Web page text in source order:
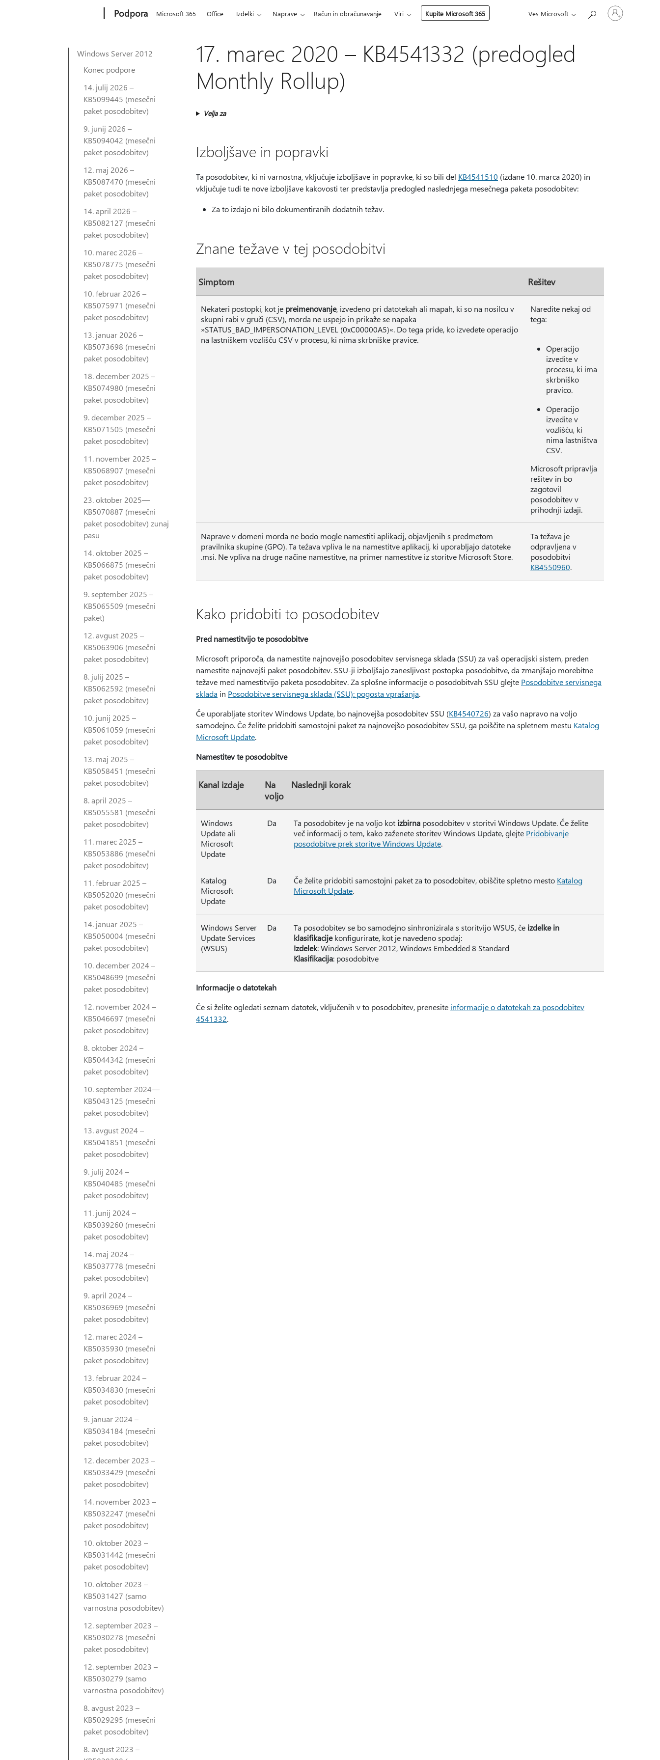
Podpora Microsoft 365 Office Izdelki Naprave Račun in obračunavanje Viri Kupite Microsoft 365 Ves Microsoft
Vpišite
se
Windows Server 2012
Konec podpore
14. julij 2026 –
KB5099445 (mesečni
paket posodobitev)
9. junij 2026 –
KB5094042 (mesečni
paket posodobitev)
12. maj 2026 –
KB5087470 (mesečni
paket posodobitev)
14. april 2026 –
KB5082127 (mesečni
paket posodobitev)
10. marec 2026 –
KB5078775 (mesečni
paket posodobitev)
10. februar 2026 –
KB5075971 (mesečni
paket posodobitev)
13. januar 2026 –
KB5073698 (mesečni
paket posodobitev)
18. december 2025 –
KB5074980 (mesečni
paket posodobitev)
9. december 2025 –
KB5071505 (mesečni
paket posodobitev)
11. november 2025 –
KB5068907 (mesečni
paket posodobitev)
23. oktober 2025—
KB5070887 (mesečni
paket posodobitev) zunaj
pasu
14. oktober 2025 –
KB5066875 (mesečni
paket posodobitev)
9. september 2025 –
KB5065509 (mesečni
paket)
12. avgust 2025 –
KB5063906 (mesečni
paket posodobitev)
8. julij 2025 –
KB5062592 (mesečni
paket posodobitev)
10. junij 2025 –
KB5061059 (mesečni
paket posodobitev)
13. maj 2025 –
KB5058451 (mesečni
paket posodobitev)
8. april 2025 –
KB5055581 (mesečni
paket posodobitev)
11. marec 2025 –
KB5053886 (mesečni
paket posodobitev)
11. februar 2025 –
KB5052020 (mesečni
paket posodobitev)
14. januar 2025 –
KB5050004 (mesečni
paket posodobitev)
10. december 2024 –
KB5048699 (mesečni
paket posodobitev)
12. november 2024 –
KB5046697 (mesečni
paket posodobitev)
8. oktober 2024 –
KB5044342 (mesečni
paket posodobitev)
10. september 2024—
KB5043125 (mesečni
paket posodobitev)
13. avgust 2024 –
KB5041851 (mesečni
paket posodobitev)
9. julij 2024 –
KB5040485 (mesečni
paket posodobitev)
11. junij 2024 –
KB5039260 (mesečni
paket posodobitev)
14. maj 2024 –
KB5037778 (mesečni
paket posodobitev)
9. april 2024 –
KB5036969 (mesečni
paket posodobitev)
12. marec 2024 –
KB5035930 (mesečni
paket posodobitev)
13. februar 2024 –
KB5034830 (mesečni
paket posodobitev)
9. januar 2024 –
KB5034184 (mesečni
paket posodobitev)
12. december 2023 –
KB5033429 (mesečni
paket posodobitev)
14. november 2023 –
KB5032247 (mesečni
paket posodobitev)
10. oktober 2023 –
KB5031442 (mesečni
paket posodobitev)
10. oktober 2023 –
KB5031427 (samo
varnostna posodobitev)
12. september 2023 –
KB5030278 (mesečni
paket posodobitev)
12. september 2023 –
KB5030279 (samo
varnostna posodobitev)
8. avgust 2023 –
KB5029295 (mesečni
paket posodobitev)
8. avgust 2023 –
17. marec 2020 – KB4541332 (predogled
Monthly Rollup)
Velja za
Izboljšave in popravki
Ta posodobitev, ki ni varnostna, vključuje izboljšave in popravke, ki so bili del KB4541510 (izdane 10. marca 2020) in
vključuje tudi te nove izboljšave kakovosti ter predstavlja predogled naslednjega mesečnega paketa posodobitev:
Za to izdajo ni bilo dokumentiranih dodatnih težav.
Znane težave v tej posodobitvi
Simptom Rešitev
Nekateri postopki, kot je preimenovanje, izvedeno pri datotekah ali mapah, ki so na nosilcu v
skupni rabi v gruči (CSV), morda ne uspejo in prikaže se napaka
»STATUS_BAD_IMPERSONATION_LEVEL (0xC00000A5)«. Do tega pride, ko izvedete operacijo
na lastniškem vozlišču CSV v procesu, ki nima skrbniške pravice.
Naredite nekaj od
tega:
Operacijo
izvedite v
procesu, ki ima
skrbniško
pravico.
Operacijo
izvedite v
vozlišču, ki
nima lastništva
CSV.
Microsoft pripravlja
rešitev in bo
zagotovil
posodobitev v
prihodnji izdaji.
Naprave v domeni morda ne bodo mogle namestiti aplikacij, objavljenih s predmetom
pravilnika skupine (GPO). Ta težava vpliva le na namestitve aplikacij, ki uporabljajo datoteke
.msi. Ne vpliva na druge načine namestitve, na primer namestitve iz storitve Microsoft Store.
Ta težava je
odpravljena v
posodobitvi
KB4550960.
Kako pridobiti to posodobitev
Pred namestitvijo te posodobitve
Microsoft priporoča, da namestite najnovejšo posodobitev servisnega sklada (SSU) za vaš operacijski sistem, preden
namestite najnovejši paket posodobitev. SSU-ji izboljšajo zanesljivost postopka posodobitve, da zmanjšajo morebitne
težave med namestitvijo paketa posodobitev. Za splošne informacije o posodobitvah SSU glejte Posodobitve servisnega
sklada in Posodobitve servisnega sklada (SSU): pogosta vprašanja.
Če uporabljate storitev Windows Update, bo najnovejša posodobitev SSU (KB4540726) za vašo napravo na voljo
samodejno. Če želite pridobiti samostojni paket za najnovejšo posodobitev SSU, ga poiščite na spletnem mestu Katalog
Microsoft Update.
Namestitev te posodobitve
Kanal izdaje
Na
voljo
Naslednji korak
Windows
Update ali
Microsoft
Update
Da Ta posodobitev je na voljo kot izbirna posodobitev v storitvi Windows Update. Če želite
več informacij o tem, kako zaženete storitev Windows Update, glejte Pridobivanje
posodobitve prek storitve Windows Update.
Katalog
Microsoft
Update
Da Če želite pridobiti samostojni paket za to posodobitev, obiščite spletno mesto Katalog
Microsoft Update.
Windows Server
Update Services
(WSUS)
Da Ta posodobitev se bo samodejno sinhronizirala s storitvijo WSUS, če izdelke in
klasifikacijekonfigurirate, kot je navedeno spodaj:
Izdelek: Windows Server 2012, Windows Embedded 8 Standard
Klasifikacija: posodobitve
Informacije o datotekah
Če si želite ogledati seznam datotek, vključenih v to posodobitev, prenesite informacije o datotekah za posodobitev
4541332.